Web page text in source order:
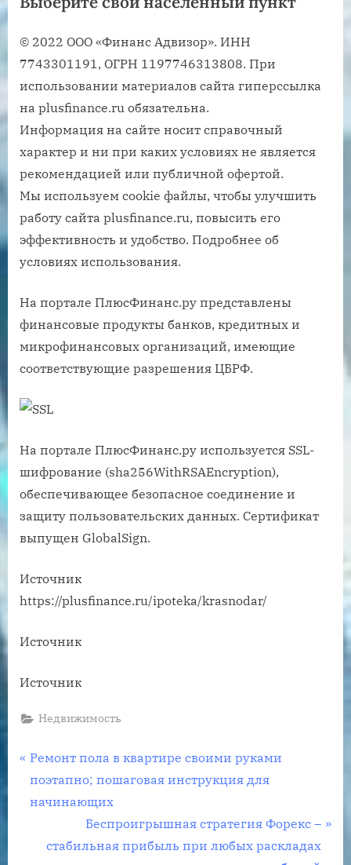
© 2022 ООО «Финанс Адвизор». ИНН
7743301191, ОГРН 1197746313808. При
использовании материалов сайта гиперссылка
на plusfinance.ru обязательна.
Информация на сайте носит справочный
характер и ни при каких условиях не является
рекомендацией или публичной офертой.
Мы используем cookie файлы, чтобы улучшить
работу сайта plusfinance.ru, повысить его
эффективность и удобство. Подробнее об
условиях использования.
На портале ПлюсФинанс.ру представлены
финансовые продукты банков, кредитных и
микрофинансовых организаций, имеющие
соответствующие разрешения ЦБРФ.
На портале ПлюсФинанс.ру используется SSL-
шифрование (sha256WithRSAEncryption),
обеспечивающее безопасное соединение и
защиту пользовательских данных. Сертификат
выпущен GlobalSign.
Источник
https://plusfinance.ru/ipoteka/krasnodar/
Источник
Источник
Недвижимость
Навигация
по
записям
P
r
e
Ремонт пола в квартире своими руками
поэтапно; пошаговая инструкция для
начинающих
N
e
Беспроигрышная стратегия Форекс –
стабильная прибыль при любых раскладах